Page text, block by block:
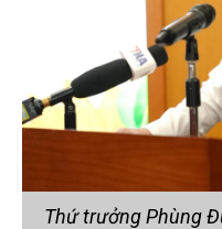
Thứ trưởng Phùng